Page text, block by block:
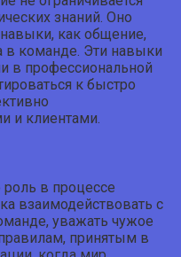
знаний. Оно
как общение,
в команде. Эти навыки
в профессиональной
к быстро
и клиентами.
в процессе
взаимодействовать с
уважать чужое
принятым в